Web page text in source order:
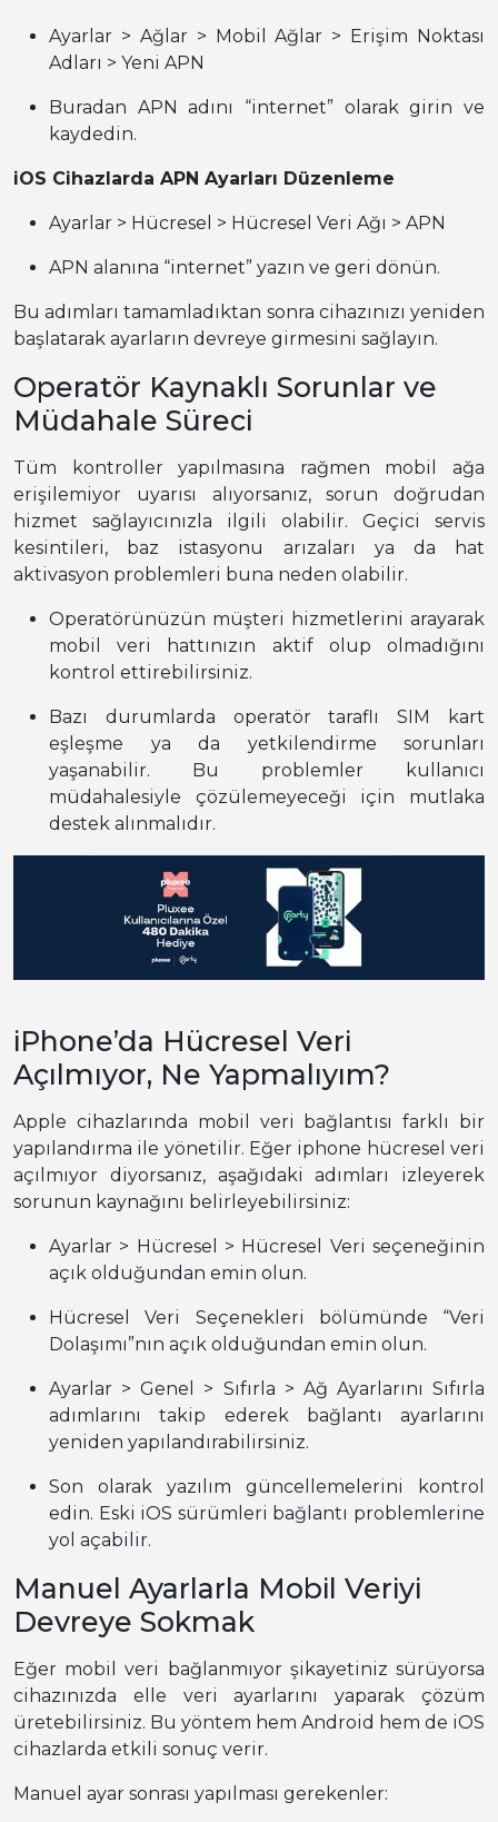
Ayarlar > Ağlar > Mobil Ağlar > Erişim Noktası
Adları > Yeni APN
Buradan APN adını “internet” olarak girin ve
kaydedin.
iOS Cihazlarda APN Ayarları Düzenleme
Ayarlar > Hücresel > Hücresel Veri Ağı > APN
APN alanına “internet” yazın ve geri dönün.
Bu adımları tamamladıktan sonra cihazınızı yeniden
başlatarak ayarların devreye girmesini sağlayın.
Operatör Kaynaklı Sorunlar ve
Müdahale Süreci
Tüm kontroller yapılmasına rağmen mobil ağa
erişilemiyor uyarısı alıyorsanız, sorun doğrudan
hizmet sağlayıcınızla ilgili olabilir. Geçici servis
kesintileri, baz istasyonu arızaları ya da hat
aktivasyon problemleri buna neden olabilir.
Operatörünüzün müşteri hizmetlerini arayarak
mobil veri hattınızın aktif olup olmadığını
kontrol ettirebilirsiniz.
Bazı durumlarda operatör taraflı SIM kart
eşleşme ya da yetkilendirme sorunları
yaşanabilir. Bu problemler kullanıcı
müdahalesiyle çözülemeyeceği için mutlaka
destek alınmalıdır.
iPhone’da Hücresel Veri
Açılmıyor, Ne Yapmalıyım?
Apple cihazlarında mobil veri bağlantısı farklı bir
yapılandırma ile yönetilir. Eğer iphone hücresel veri
açılmıyor diyorsanız, aşağıdaki adımları izleyerek
sorunun kaynağını belirleyebilirsiniz:
Ayarlar > Hücresel > Hücresel Veri seçeneğinin
açık olduğundan emin olun.
Hücresel Veri Seçenekleri bölümünde “Veri
Dolaşımı”nın açık olduğundan emin olun.
Ayarlar > Genel > Sıfırla > Ağ Ayarlarını Sıfırla
adımlarını takip ederek bağlantı ayarlarını
yeniden yapılandırabilirsiniz.
Son olarak yazılım güncellemelerini kontrol
edin. Eski iOS sürümleri bağlantı problemlerine
yol açabilir.
Manuel Ayarlarla Mobil Veriyi
Devreye Sokmak
Eğer mobil veri bağlanmıyor şikayetiniz sürüyorsa
cihazınızda elle veri ayarlarını yaparak çözüm
üretebilirsiniz. Bu yöntem hem Android hem de iOS
cihazlarda etkili sonuç verir.
Manuel ayar sonrası yapılması gerekenler: